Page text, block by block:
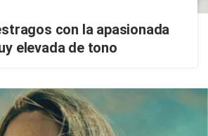
con la apasionada
elevada de tono